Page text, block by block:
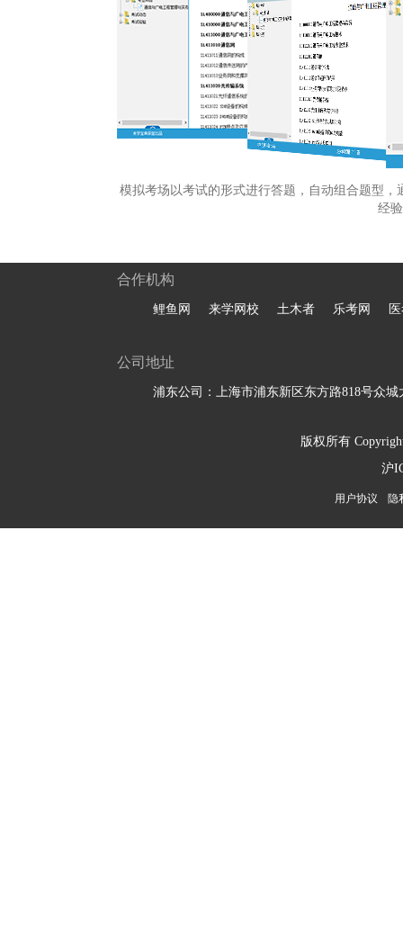
模拟考场以考试的形式进行答题，自动组合题型
经
合作机构
鲤鱼网 来学网校 土木者 乐考网
公司地址
浦东公司：上海市浦东新区东方路818号众城
版权所有
沪
用户协议 隐